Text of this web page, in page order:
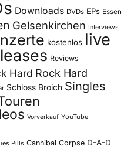
Downloads DVDs EPs Essen
Gelsenkirchen Interviews
kostenlos live
Reviews
Hard Rock Hard
Schloss Broich Singles
Vorverkauf YouTube
Pills Cannibal Corpse D-A-D